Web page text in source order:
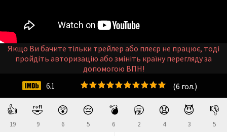
👍
19
🤣
9
😲
6
😔
5
💣
6
🥱
2
😧
4
😈
3
👎
5
(6 гол.)
6.1
Якщо Ви бачите тільки трейлер або плеєр не працює, тоді
пройдіть авторизацію або змініть країну перегляду за
допомогою ВПН!